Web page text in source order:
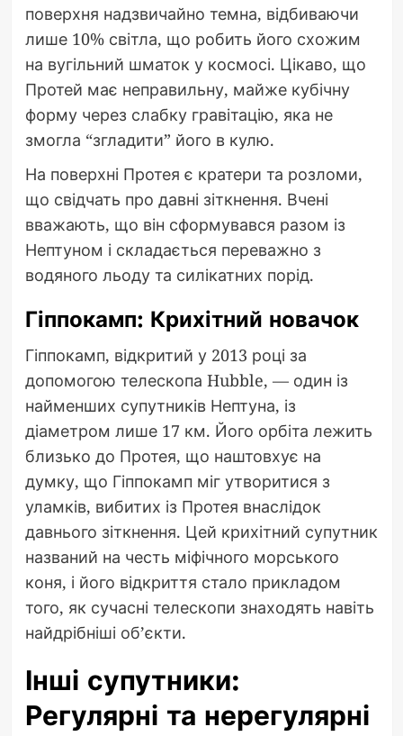
поверхня надзвичайно темна, відбиваючи
лише 10% світла, що робить його схожим
на вугільний шматок у космосі. Цікаво, що
Протей має неправильну, майже кубічну
форму через слабку гравітацію, яка не
змогла “згладити” його в кулю.
На поверхні Протея є кратери та розломи,
що свідчать про давні зіткнення. Вчені
вважають, що він сформувався разом із
Нептуном і складається переважно з
водяного льоду та силікатних порід.
Гіппокамп: Крихітний новачок
Гіппокамп, відкритий у 2013 році за
допомогою телескопа Hubble, — один із
найменших супутників Нептуна, із
діаметром лише 17 км. Його орбіта лежить
близько до Протея, що наштовхує на
думку, що Гіппокамп міг утворитися з
уламків, вибитих із Протея внаслідок
давнього зіткнення. Цей крихітний супутник
названий на честь міфічного морського
коня, і його відкриття стало прикладом
того, як сучасні телескопи знаходять навіть
найдрібніші об’єкти.
Інші супутники:
Регулярні та нерегулярні